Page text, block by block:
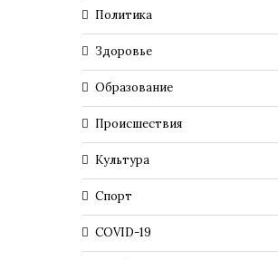
Политика
Здоровье
Образование
Происшествия
Культура
Спорт
COVID-19